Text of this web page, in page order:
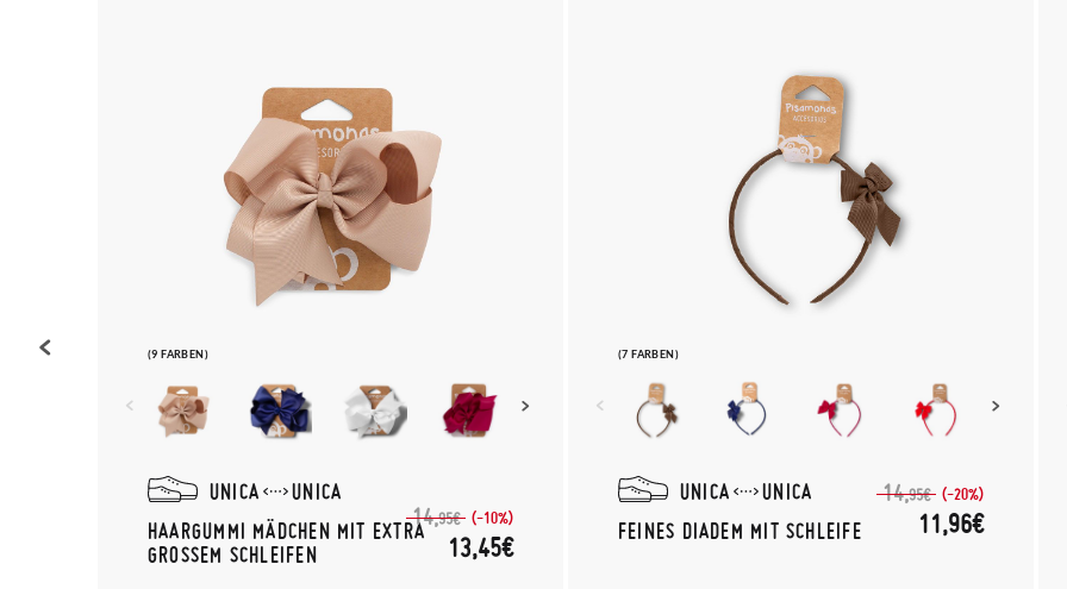
(9 FARBEN)
UNICA
UNICA
HAARGUMMI MÄDCHEN MIT EXTRA
GROSSEM SCHLEIFEN
14,95€ (-10%)
13,45€
(7 FARBEN)
UNICA
UNICA
FEINES DIADEM MIT SCHLEIFE
14,95€ (-20%)
11,96€